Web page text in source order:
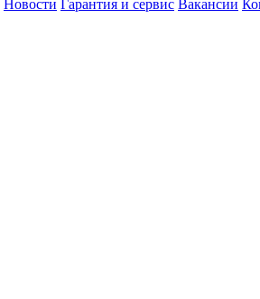
Новости Гарантия и сервис Вакансии